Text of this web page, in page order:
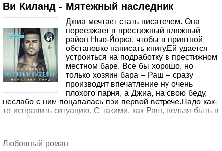
Ви Киланд - Мятежный наследник
Джиа мечтает стать писателем. Она
переезжает в престижный пляжный
район Нью-Йорка, чтобы в приятной
обстановке написать книгу.Ей удается
устроиться на подработку в престижном
местном баре. Все бы хорошо, но
только хозяин бара – Раш – сразу
производит впечатление ну очень
плохого парня, а Джиа, на свою беду,
неслабо с ним поцапалась при первой встрече.Надо как-
то исправить ситуацию. С такими, как Раш, нельзя быть в
ссоре.Вот только все ее попытки лишь усугубляют
Любовный роман